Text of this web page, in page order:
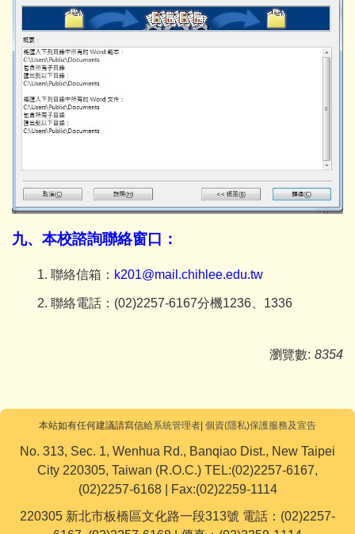
九、本校諮詢聯絡窗口：
1. 聯絡信箱： k201@mail.chihlee.edu.tw
2. 聯絡電話：(02)2257-6167分機1236、1336
瀏覽數: 8354
本站如有任何建議請寫信給系統管理者| 個資(隱私)保護服務及宣告
No. 313, Sec. 1, Wenhua Rd., Banqiao Dist., New Taipei
City 220305, Taiwan (R.O.C.) TEL:(02)2257-6167,
(02)2257-6168 | Fax:(02)2259-1114
220305 新北市板橋區文化路一段313號 電話：(02)2257-